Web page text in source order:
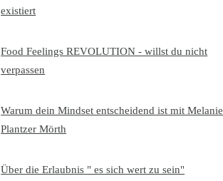
existiert
Food Feelings REVOLUTION - willst du nicht
verpassen
Warum dein Mindset entscheidend ist mit Melanie
Plantzer Mörth
Über die Erlaubnis " es sich wert zu sein"